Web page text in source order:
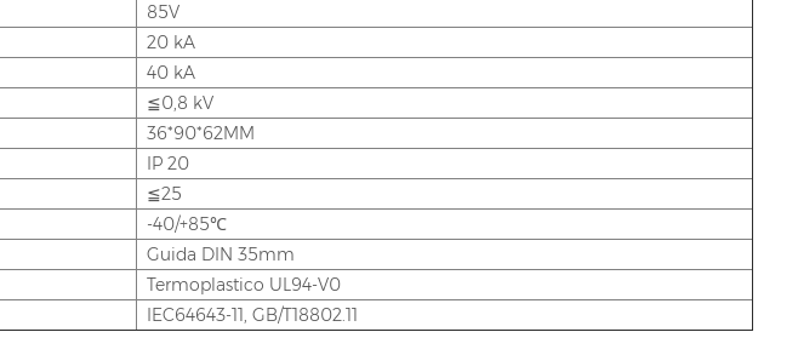
85V
20 kA
40 kA
≦0,8 kV
36*90*62MM
IP 20
≦25
-40/+85℃
Guida DIN 35mm
Termoplastico UL94-V0
IEC64643-11, GB/T18802.11